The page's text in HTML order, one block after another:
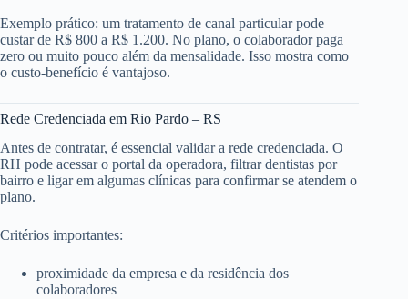
Exemplo prático: um tratamento de canal particular pode
custar de R$ 800 a R$ 1.200. No plano, o colaborador paga
zero ou muito pouco além da mensalidade. Isso mostra como
o custo-benefício é vantajoso.
Rede Credenciada em Rio Pardo – RS
Antes de contratar, é essencial validar a rede credenciada. O
RH pode acessar o portal da operadora, filtrar dentistas por
bairro e ligar em algumas clínicas para confirmar se atendem o
plano.
Critérios importantes:
proximidade da empresa e da residência dos
colaboradores